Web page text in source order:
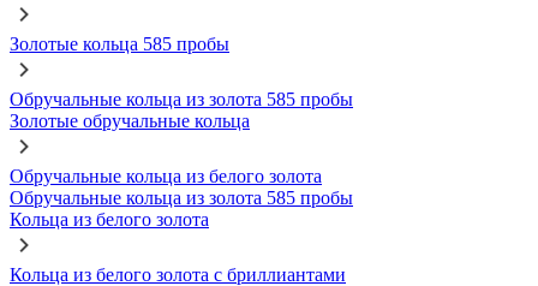
Золотые кольца 585 пробы
Обручальные кольца из золота 585 пробы
Золотые обручальные кольца
Обручальные кольца из белого золота
Обручальные кольца из золота 585 пробы
Кольца из белого золота
Кольца из белого золота с бриллиантами